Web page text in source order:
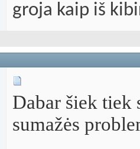
groja kaip iš
Dabar šiek tiek
sumažės